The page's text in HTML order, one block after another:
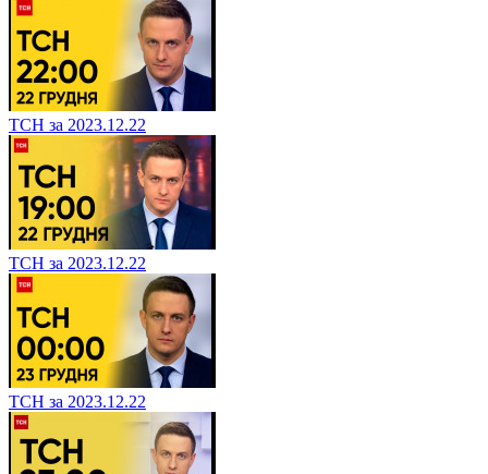
ТСН за 2023.12.22
ТСН за 2023.12.22
ТСН за 2023.12.22